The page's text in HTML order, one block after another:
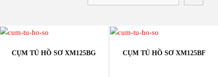
CỤM TỦ HỒ SƠ XM125BG CỤM TỦ HỒ SƠ XM125BF